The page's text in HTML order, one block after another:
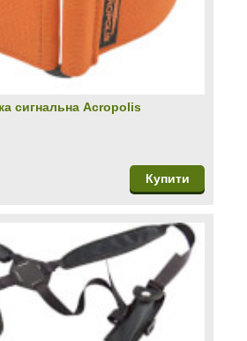
сигнальна Acropolis
Купити